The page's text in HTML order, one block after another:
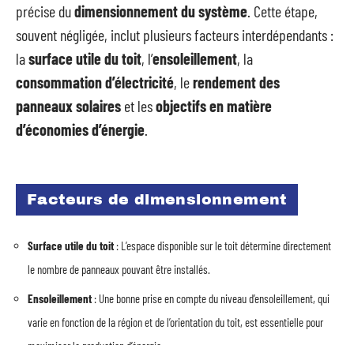
précise dudimensionnement du système . Cette étape,
souvent négligée, inclut plusieurs facteurs interdépendants :
lasurface utile du toit, l’ensoleillement, la
consommation d’électricité, lerendement des
panneaux solaires et lesobjectifs en matière
d’économies d’énergie
Facteurs de dimensionnement
Surface utile du toit : L’espace disponible sur le toit détermine directement
le nombre de panneaux pouvant être installés.
Ensoleillement : Une bonne prise en compte du niveau d’ensoleillement, qui
varie en fonction de la région et de l’orientation du toit, est essentielle pour